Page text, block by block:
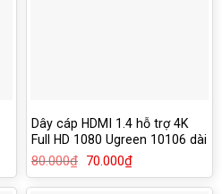
Dây cáp HDMI 1.4 hỗ trợ 4K
Full HD 1080 Ugreen 10106 dài
1M
80.000₫
Giá
là:
70.000₫Giá
hiện
tại